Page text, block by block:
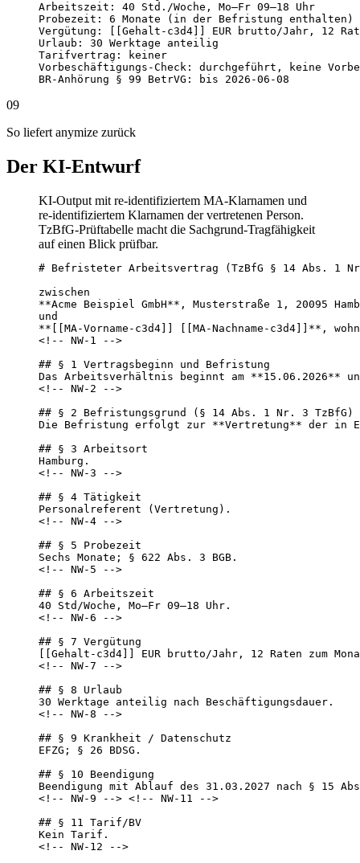
Arbeitszeit: 40 Std./Woche, Mo–Fr 09–18 Uhr
Probezeit: 6 Monate (in der Befristung enthalten)
Vergütung: [[Gehalt-c3d4]] EUR brutto/Jahr, 12
Urlaub: 30 Werktage anteilig
Tarifvertrag: keiner
Vorbeschäftigungs-Check: durchgeführt, keine
BR-Anhörung § 99 BetrVG: bis 2026-06-08
09
So liefert anymize zurück
Der KI-Entwurf
KI-Output mit re-identifiziertem MA-Klarnamen und
re-identifiziertem Klarnamen der vertretenen Person.
TzBfG-Prüftabelle macht die Sachgrund-Tragfähigkeit
auf einen Blick prüfbar.
# Befristeter Arbeitsvertrag (TzBfG § 14 Abs. 1
zwischen
**Acme Beispiel GmbH**, Musterstraße 1, 20095
und
**[[MA-Vorname-c3d4]] [[MA-Nachname-c3d4]]**,
<!-- NW-1 -->
## § 1 Vertragsbeginn und Befristung
Das Arbeitsverhältnis beginnt am **15.06.2026**
<!-- NW-2 -->
## § 2 Befristungsgrund (§ 14 Abs. 1 Nr. 3 TzBfG)
Die Befristung erfolgt zur **Vertretung** der in
## § 3 Arbeitsort
Hamburg.
<!-- NW-3 -->
## § 4 Tätigkeit
Personalreferent (Vertretung).
<!-- NW-4 -->
## § 5 Probezeit
Sechs Monate; § 622 Abs. 3 BGB.
<!-- NW-5 -->
## § 6 Arbeitszeit
40 Std/Woche, Mo–Fr 09–18 Uhr.
<!-- NW-6 -->
## § 7 Vergütung
[[Gehalt-c3d4]] EUR brutto/Jahr, 12 Raten zum
<!-- NW-7 -->
## § 8 Urlaub
30 Werktage anteilig nach Beschäftigungsdauer.
<!-- NW-8 -->
## § 9 Krankheit / Datenschutz
EFZG; § 26 BDSG.
## § 10 Beendigung
Beendigung mit Ablauf des 31.03.2027 nach § 15
<!-- NW-9 --> <!-- NW-11 -->
## § 11 Tarif/BV
Kein Tarif.
<!-- NW-12 -->